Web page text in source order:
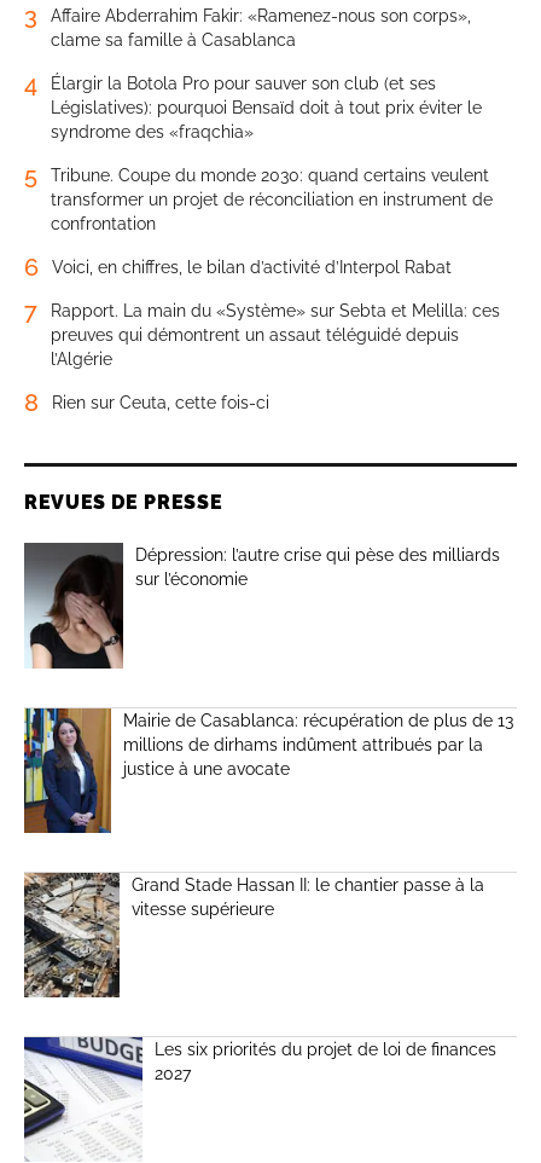
3
Affaire Abderrahim Fakir: «Ramenez-nous son corps»,
clame sa famille à Casablanca
4
Élargir la Botola Pro pour sauver son club (et ses
Législatives): pourquoi Bensaïd doit à tout prix éviter le
syndrome des «fraqchia»
5
Tribune. Coupe du monde 2030: quand certains veulent
transformer un projet de réconciliation en instrument de
confrontation
6 Voici, en chiffres, le bilan d’activité d’Interpol Rabat
7
Rapport. La main du «Système» sur Sebta et Melilla: ces
preuves qui démontrent un assaut téléguidé depuis
l’Algérie
8 Rien sur Ceuta, cette fois-ci
REVUES DE PRESSE
Dépression: l’autre crise qui pèse des milliards
sur l’économie
Mairie de Casablanca: récupération de plus de 13
millions de dirhams indûment attribués par la
justice à une avocate
Grand Stade Hassan II: le chantier passe à la
vitesse supérieure
Les six priorités du projet de loi de finances
2027